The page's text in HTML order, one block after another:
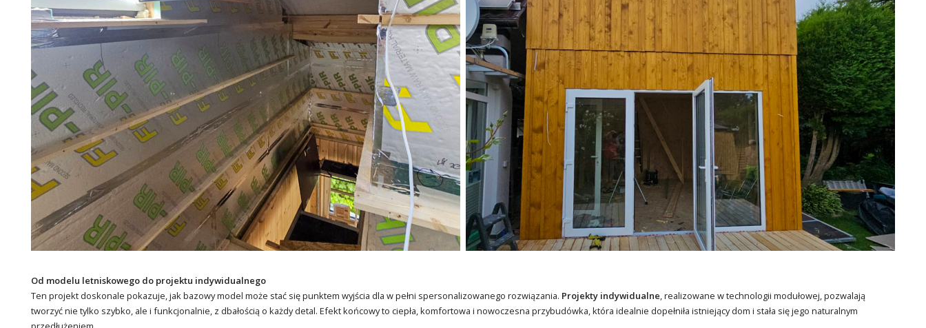
Od modelu letniskowego do projektu indywidualnego
Ten projekt doskonale pokazuje, jak bazowy model może stać się punktem wyjścia dla w pełni spersonalizowanego rozwiązania. Projekty indywidualne, realizowane w technologii modułowej, pozwalają
tworzyć nie tylko szybko, ale i funkcjonalnie, z dbałością o każdy detal. Efekt końcowy to ciepła, komfortowa i nowoczesna przybudówka, która idealnie dopełniła istniejący dom i stała się jego naturalnym